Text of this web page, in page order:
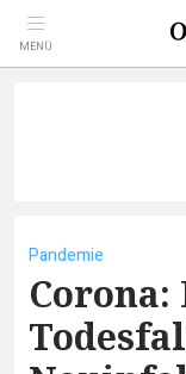
MENÜ
Pandemie